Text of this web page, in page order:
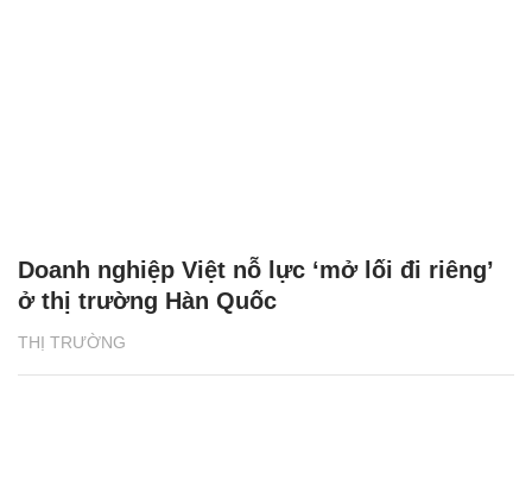
THỊ TRƯỜNG
Doanh nghiệp Việt nỗ lực ‘mở lối đi riêng’
ở thị trường Hàn Quốc